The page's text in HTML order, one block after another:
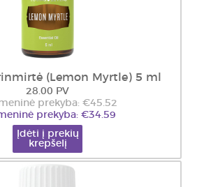
(Lemon Myrtle) 5 ml
28.00 PV
prekyba: €45.52
prekyba: €34.59
Įdėti į prekių
krepšelį